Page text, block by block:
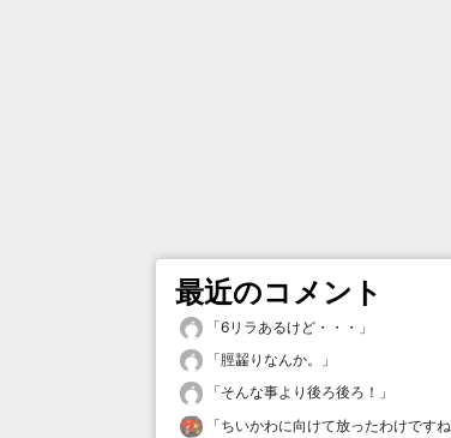
最近のコメント
「6リラあるけど・・・ 」
「脛齧りなんか。
」
「そんな事より後ろ後ろ！ 」
「ちいかわに向けて放ったわけですね